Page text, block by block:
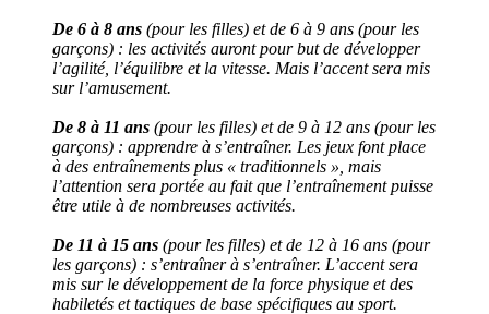
De 6 à 8 ans (pour les filles) et de 6 à 9 ans (pour les
garçons) : les activités auront pour but de développer
l’agilité, l’équilibre et la vitesse. Mais l’accent sera mis
sur l’amusement.
De 8 à 11 ans (pour les filles) et de 9 à 12 ans (pour les
garçons) : apprendre à s’entraîner. Les jeux font place
à des entraînements plus « traditionnels », mais
l’attention sera portée au fait que l’entraînement puisse
être utile à de nombreuses activités.
De 11 à 15 ans (pour les filles) et de 12 à 16 ans (pour
les garçons) : s’entraîner à s’entraîner. L’accent sera
mis sur le développement de la force physique et des
habiletés et tactiques de base spécifiques au sport.